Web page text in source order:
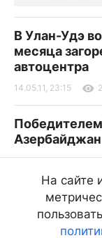
В Улан-Удэ
месяца
автоцентра
14.05.11, 23:15
Азербайджан
14.05.11, 23:06
Грызлов
сдать
14.05.11, 22:00
На сайте